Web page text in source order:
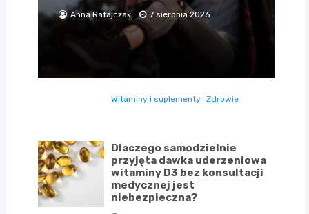
Anna Ratajczak 7 sierpnia 2026
Witaminy i suplementy Zdrowie
Dlaczego samodzielnie
przyjęta dawka uderzeniowa
witaminy D3 bez konsultacji
medycznej jest
niebezpieczna?